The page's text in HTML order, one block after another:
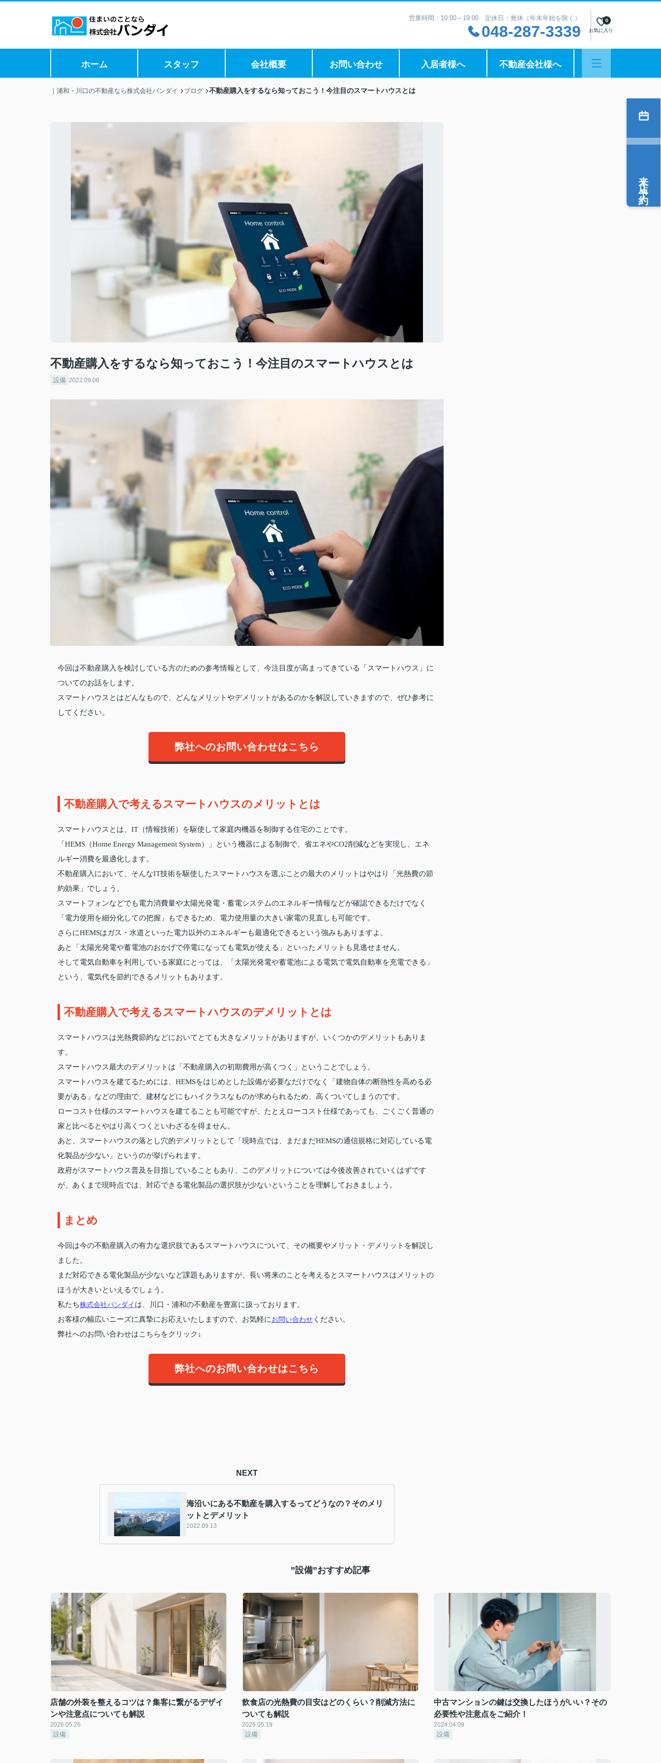
営業時間：10:00～19:00 定休日：無休（年末年始を除く）
048-287-3339 お気に入り
0
ホーム スタッフ 会社概要 お問い合わせ 入居者様へ 不動産会社様へ
｜浦和・川口の不動産なら株式会社バンダイ ブログ 不動産購入をするなら知っておこう！今注目のスマートハウスとは
不動産購入をするなら知っておこう！今注目のスマートハウスとは
設備 2022.09.06
今回は不動産購入を検討している方のための参考情報として、今注目度が高まってきている「スマートハウス」に
ついてのお話をします。
スマートハウスとはどんなもので、どんなメリットやデメリットがあるのかを解説していきますので、ぜひ参考に
してください。
弊社へのお問い合わせはこちら
不動産購入で考えるスマートハウスのメリットとは
スマートハウスとは、IT（情報技術）を駆使して家庭内機器を制御する住宅のことです。
「HEMS（Home Energy Management System）」という機器による制御で、省エネやCO2削減などを実現し、エネ
ルギー消費を最適化します。
不動産購入において、そんなIT技術を駆使したスマートハウスを選ぶことの最大のメリットはやはり「光熱費の節
約効果」でしょう。
スマートフォンなどでも電力消費量や太陽光発電・蓄電システムのエネルギー情報などが確認できるだけでなく
「電力使用を細分化しての把握」もできるため、電力使用量の大きい家電の見直しも可能です。
さらにHEMSはガス・水道といった電力以外のエネルギーも最適化できるという強みもありますよ。
あと「太陽光発電や蓄電池のおかげで停電になっても電気が使える」といったメリットも見逃せません。
そして電気自動車を利用している家庭にとっては、「太陽光発電や蓄電池による電気で電気自動車を充電できる」
という、電気代を節約できるメリットもあります。
不動産購入で考えるスマートハウスのデメリットとは
スマートハウスは光熱費節約などにおいてとても大きなメリットがありますが、いくつかのデメリットもありま
す。
スマートハウス最大のデメリットは「不動産購入の初期費用が高くつく」ということでしょう。
スマートハウスを建てるためには、HEMSをはじめとした設備が必要なだけでなく「建物自体の断熱性を高める必
要がある」などの理由で、建材などにもハイクラスなものが求められるため、高くついてしまうのです。
ローコスト仕様のスマートハウスを建てることも可能ですが、たとえローコスト仕様であっても、ごくごく普通の
家と比べるとやはり高くつくといわざるを得ません。
あと、スマートハウスの落とし穴的デメリットとして「現時点では、まだまだHEMSの通信規格に対応している電
化製品が少ない」というのが挙げられます。
政府がスマートハウス普及を目指していることもあり、このデメリットについては今後改善されていくはずです
が、あくまで現時点では、対応できる電化製品の選択肢が少ないということを理解しておきましょう。
まとめ
今回は今の不動産購入の有力な選択肢であるスマートハウスについて、その概要やメリット・デメリットを解説し
ました。
まだ対応できる電化製品が少ないなど課題もありますが、長い将来のことを考えるとスマートハウスはメリットの
ほうが大きいといえるでしょう。
私たち株式会社バンダイは、川口・浦和の不動産を豊富に扱っております。
お客様の幅広いニーズに真摯にお応えいたしますので、お気軽にお問い合わせ ください。
弊社へのお問い合わせはこちらをクリック↓
弊社へのお問い合わせはこちら
NEXT
海沿いにある不動産を購入するってどうなの？そのメリ
ットとデメリット
2022.09.13
”設備”おすすめ記事
店舗の外装を整えるコツは？集客に繋がるデザイ
ンや注意点についても解説
2026.05.26
設備
飲食店の光熱費の目安はどのくらい？削減方法に
ついても解説
2026.05.19
設備
中古マンションの鍵は交換したほうがいい？その
必要性や注意点をご紹介！
2024.04.09
設備
来店予約